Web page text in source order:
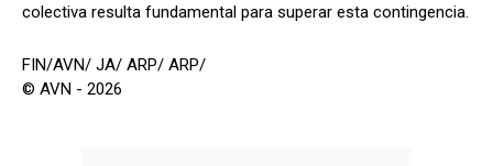
colectiva resulta fundamental para superar esta contingencia.
FIN/AVN/ JA/ ARP/ ARP/
© AVN - 2026